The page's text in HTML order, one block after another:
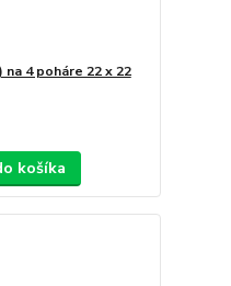
na 4 poháre 22 x 22
košíka